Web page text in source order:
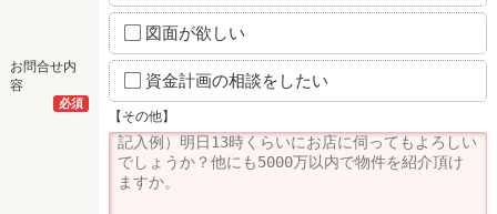
お問合せ内
容
必須
図面が欲しい
資金計画の相談をしたい
【その他】